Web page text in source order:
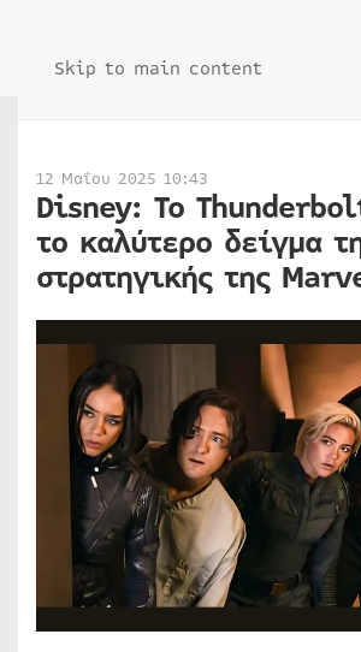
Skip to main content
12 Μαΐου 2025 10:43
Disney: Το
το καλύτερο δείγμα
στρατηγικής της